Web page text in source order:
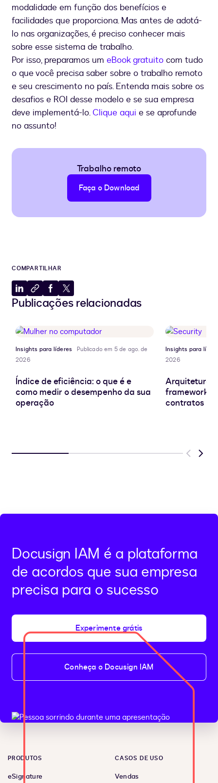
modalidade em função dos benefícios e
facilidades que proporciona. Mas antes de adotá-
lo nas organizações, é preciso conhecer mais
sobre esse sistema de trabalho.
Por isso, preparamos um eBook gratuito com tudo
o que você precisa saber sobre o trabalho remoto
e seu crescimento no país. Entenda mais sobre os
desafios e ROI desse modelo e se sua empresa
deve implementá-lo. Clique aqui e se aprofunde
no assunto!
Trabalho remoto
Faça o Download
COMPARTILHAR
Compartilhar
no
Copiar
para
de
transferência
Compartilhar
no
Compartilhar
no
Publicações relacionadas
Insights para líderes
Publicado em 5 de ago. de
2026
Índice de eficiência: o que é e
como medir o desempenho da sua
operação
Insights para
2026
Arquitetura
frameworks
contratos
Previous
Next
Docusign IAM é a plataforma
de acordos que sua empresa
precisa para o sucesso
Experimente grátis
Conheça o Docusign IAM
PRODUTOS
eSignature
CASOS DE USO
Vendas